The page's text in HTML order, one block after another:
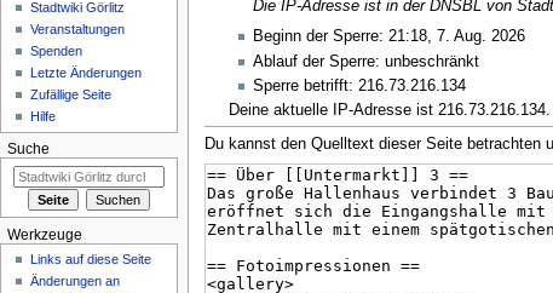
Die IP-Adresse ist in der DNSBL von
Beginn der Sperre: 21:18, 7. Aug. 2026
Ablauf der Sperre: unbeschränkt
Sperre betrifft: 216.73.216.134
Deine aktuelle IP-Adresse ist
Du kannst den Quelltext dieser Seite betrachten
Stadtwiki Görlitz
Veranstaltungen
Spenden
Letzte Änderungen
Zufällige Seite
Hilfe
Suche
Werkzeuge
Links auf diese Seite
Änderungen an